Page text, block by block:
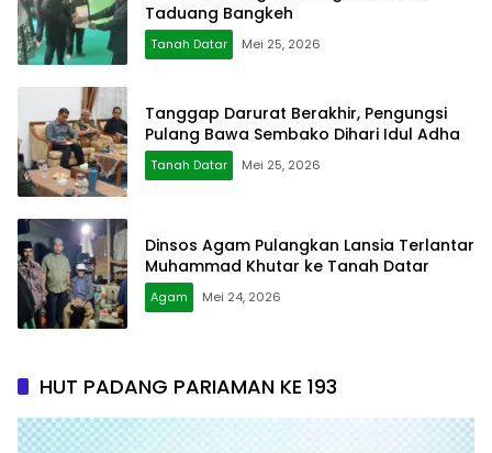
Taduang Bangkeh
Tanah Datar Mei 25, 2026
Tanggap Darurat Berakhir, Pengungsi
Pulang Bawa Sembako Dihari Idul Adha
Tanah Datar Mei 25, 2026
Dinsos Agam Pulangkan Lansia Terlantar
Muhammad Khutar ke Tanah Datar
Agam Mei 24, 2026
HUT PADANG PARIAMAN KE 193